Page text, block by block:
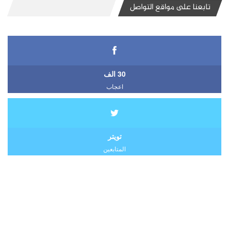
تابعنا على مواقع التواصل
30 الف
اعجاب
تويتر
المتابعين